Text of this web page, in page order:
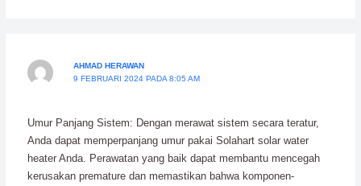
AHMAD HERAWAN
9 FEBRUARI 2024 PADA 8:05 AM
Umur Panjang Sistem: Dengan merawat sistem secara teratur,
Anda dapat memperpanjang umur pakai Solahart solar water
heater Anda. Perawatan yang baik dapat membantu mencegah
kerusakan premature dan memastikan bahwa komponen-